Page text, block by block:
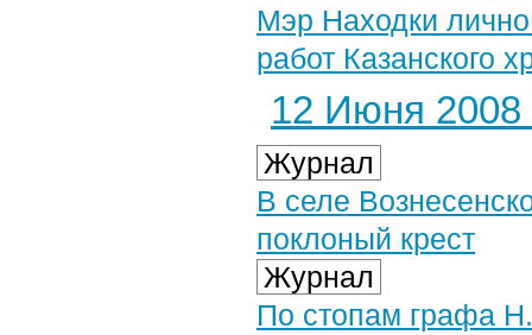
Мэр Находки
работ Казанского
12 Июня 2008
Журнал
В селе
поклоный крест
Журнал
По стопам графа